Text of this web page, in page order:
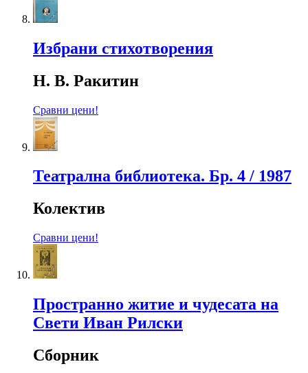
Избрани стихотворения
Н. В. Ракитин
Сравни цени!
Театрална библиотека. Бр. 4 / 1987
Колектив
Сравни цени!
Пространно житие и чудесата на
Свети Иван Рилски
Сборник